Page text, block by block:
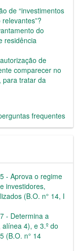
de “investimentos
do
residência
de
comparecer no
para tratar da
frequentes
- Aprova o regime
investidores,
(B.O. n° 14, I
- Determina a
4), e 3.º do
(B.O. n° 14